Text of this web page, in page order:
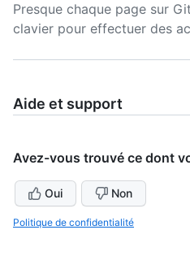
Presque chaque page sur
clavier pour effectuer des
Aide et support
Avez-vous trouvé ce dont
Oui Non
Politique de confidentialité